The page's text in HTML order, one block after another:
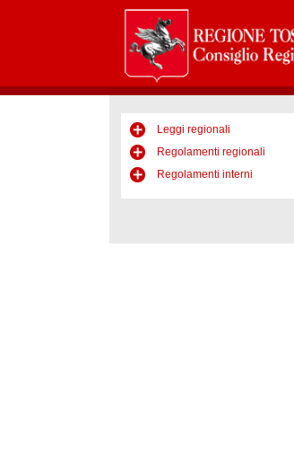
Leggi regionali
Regolamenti regionali
Regolamenti interni